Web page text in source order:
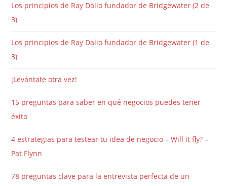
Los principios de Ray Dalio fundador de Bridgewater (2 de
3)
Los principios de Ray Dalio fundador de Bridgewater (1 de
3)
¡Levántate otra vez!
15 preguntas para saber en qué negocios puedes tener
éxito
4 estrategias para testear tu idea de negocio – Will it fly? –
Pat Flynn
78 preguntas clave para la entrevista perfecta de un